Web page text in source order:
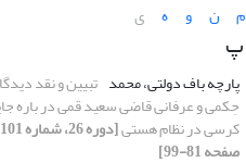
م ن و ه ی
پ
پارچه باف دولتی، محمد تبیین و نقد
حِکمی و عرفانی قاضی سعید قمی در باره
کرسی در نظام هستی
صفحه 81-99]